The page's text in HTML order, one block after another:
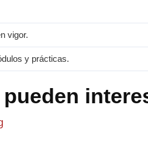
vigor.
y prácticas.